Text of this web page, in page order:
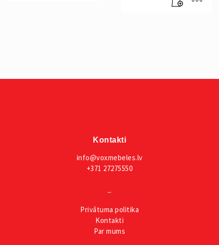
Kontakti
info@voxmebeles.lv
+371 27275550
Privātuma politika
Kontakti
Par mums